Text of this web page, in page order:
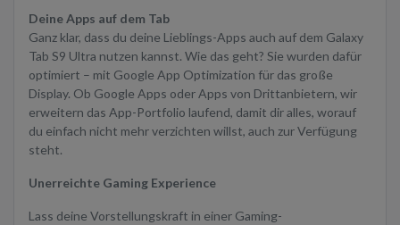
Deine Apps auf dem Tab
Ganz klar, dass du deine Lieblings-Apps auch auf dem Galaxy
Tab S9 Ultra nutzen kannst. Wie das geht? Sie wurden dafür
optimiert – mit Google App Optimization für das große
Display. Ob Google Apps oder Apps von Drittanbietern, wir
erweitern das App-Portfolio laufend, damit dir alles, worauf
du einfach nicht mehr verzichten willst, auch zur Verfügung
steht.
Unerreichte Gaming Experience
Lass deine Vorstellungskraft in einer Gaming-